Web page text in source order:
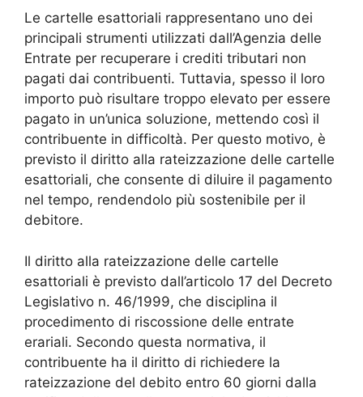
Le cartelle esattoriali rappresentano uno dei
principali strumenti utilizzati dall’Agenzia delle
Entrate per recuperare i crediti tributari non
pagati dai contribuenti. Tuttavia, spesso il loro
importo può risultare troppo elevato per essere
pagato in un’unica soluzione, mettendo così il
contribuente in difficoltà. Per questo motivo, è
previsto il diritto alla rateizzazione delle cartelle
esattoriali, che consente di diluire il pagamento
nel tempo, rendendolo più sostenibile per il
debitore.
Il diritto alla rateizzazione delle cartelle
esattoriali è previsto dall’articolo 17 del Decreto
Legislativo n. 46/1999, che disciplina il
procedimento di riscossione delle entrate
erariali. Secondo questa normativa, il
contribuente ha il diritto di richiedere la
rateizzazione del debito entro 60 giorni dalla